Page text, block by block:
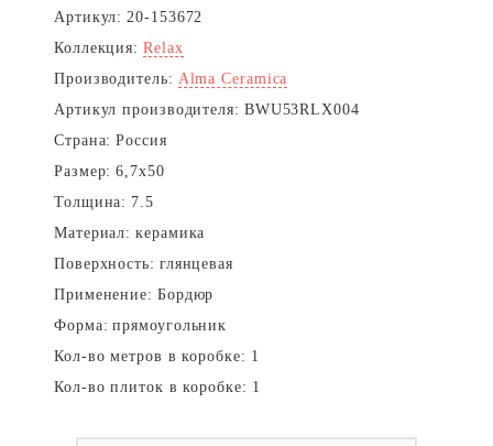
Артикул: 20-153672
Коллекция: Relax
Производитель: Alma Ceramica
Артикул производителя: BWU53RLX004
Страна: Россия
Размер: 6,7x50
Толщина: 7.5
Материал: керамика
Поверхность: глянцевая
Применение: Бордюр
Форма: прямоугольник
Кол-во метров в коробке: 1
Кол-во плиток в коробке: 1